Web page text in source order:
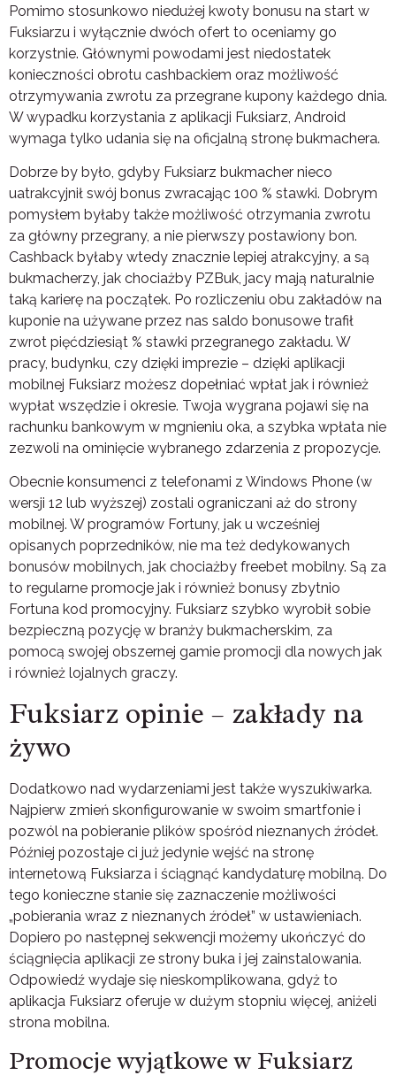
Pomimo stosunkowo niedużej kwoty bonusu na start w
Fuksiarzu i wyłącznie dwóch ofert to oceniamy go
korzystnie. Głównymi powodami jest niedostatek
konieczności obrotu cashbackiem oraz możliwość
otrzymywania zwrotu za przegrane kupony każdego dnia.
W wypadku korzystania z aplikacji Fuksiarz, Android
wymaga tylko udania się na oficjalną stronę bukmachera.
Dobrze by było, gdyby Fuksiarz bukmacher nieco
uatrakcyjnił swój bonus zwracając 100 % stawki. Dobrym
pomysłem byłaby także możliwość otrzymania zwrotu
za główny przegrany, a nie pierwszy postawiony bon.
Cashback byłaby wtedy znacznie lepiej atrakcyjny, a są
bukmacherzy, jak chociażby PZBuk, jacy mają naturalnie
taką karierę na początek. Po rozliczeniu obu zakładów na
kuponie na używane przez nas saldo bonusowe trafił
zwrot pięćdziesiąt % stawki przegranego zakładu. W
pracy, budynku, czy dzięki imprezie – dzięki aplikacji
mobilnej Fuksiarz możesz dopełniać wpłat jak i również
wypłat wszędzie i okresie. Twoja wygrana pojawi się na
rachunku bankowym w mgnieniu oka, a szybka wpłata nie
zezwoli na ominięcie wybranego zdarzenia z propozycje.
Obecnie konsumenci z telefonami z Windows Phone (w
wersji 12 lub wyższej) zostali ograniczani aż do strony
mobilnej. W programów Fortuny, jak u wcześniej
opisanych poprzedników, nie ma też dedykowanych
bonusów mobilnych, jak chociażby freebet mobilny. Są za
to regularne promocje jak i również bonusy zbytnio
Fortuna kod promocyjny. Fuksiarz szybko wyrobił sobie
bezpieczną pozycję w branży bukmacherskim, za
pomocą swojej obszernej gamie promocji dla nowych jak
i również lojalnych graczy.
Fuksiarz opinie – zakłady na
żywo
Dodatkowo nad wydarzeniami jest także wyszukiwarka.
Najpierw zmień skonfigurowanie w swoim smartfonie i
pozwól na pobieranie plików spośród nieznanych źródeł.
Później pozostaje ci już jedynie wejść na stronę
internetową Fuksiarza i ściągnąć kandydaturę mobilną. Do
tego konieczne stanie się zaznaczenie możliwości
„pobierania wraz z nieznanych źródeł” w ustawieniach.
Dopiero po następnej sekwencji możemy ukończyć do
ściągnięcia aplikacji ze strony buka i jej zainstalowania.
Odpowiedź wydaje się nieskomplikowana, gdyż to
aplikacja Fuksiarz oferuje w dużym stopniu więcej, aniżeli
strona mobilna.
Promocje wyjątkowe w Fuksiarz